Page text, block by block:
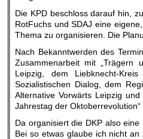
Die KPD beschloss darauf hin,
RotFuchs und SDAJ eine
Thema zu organisieren. Die
Nach Bekanntwerden des
Zusammenarbeit mit „Trägern
Leipzig, dem Liebknecht-
Sozialistischen Dialog, dem
Alternative Vorwärts Leipzig
Jahrestag der
Da organisiert die DKP also
Bei so etwas glaube ich nicht